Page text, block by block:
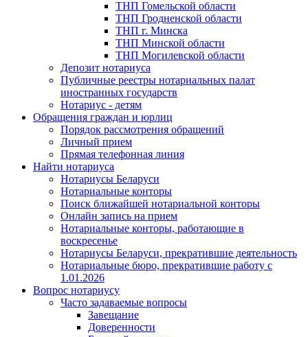
ТНП Гомельской области
ТНП Гродненской области
ТНП г. Минска
ТНП Минской области
ТНП Могилевской области
Депозит нотариуса
Публичные реестры нотариальных палат
иностранных государств
Нотариус - детям
Обращения граждан и юрлиц
Порядок рассмотрения обращений
Личный прием
Прямая телефонная линия
Найти нотариуса
Нотариусы Беларуси
Нотариальные конторы
Поиск ближайшей нотариальной конторы
Онлайн запись на прием
Нотариальные конторы, работающие в
воскресенье
Нотариусы Беларуси, прекратившие деятельность
Нотариальные бюро, прекратившие работу с
1.01.2026
Вопрос нотариусу
Часто задаваемые вопросы
Завещание
Доверенности